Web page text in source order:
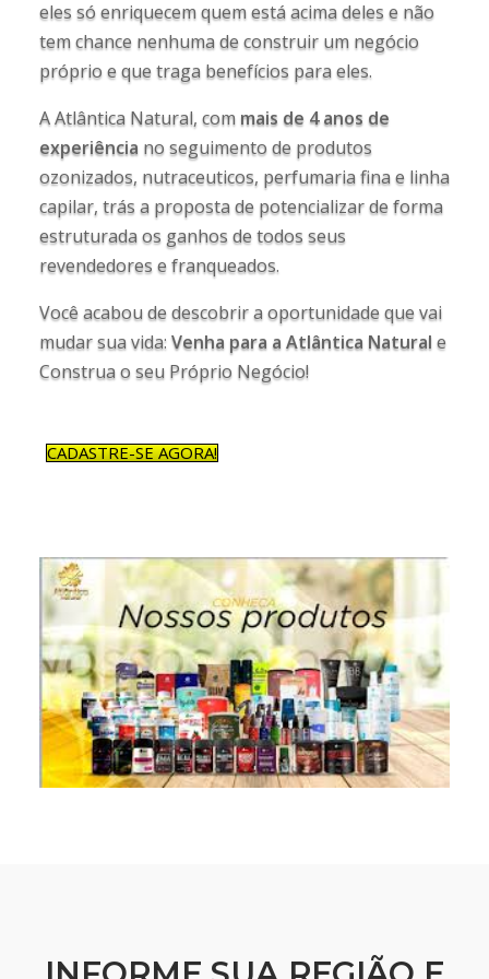
eles só enriquecem quem está acima deles e não
tem chance nenhuma de construir um negócio
próprio e que traga benefícios para eles.
A Atlântica Natural, commais de 4 anos de
experiênciano seguimento de produtos
ozonizados, nutraceuticos, perfumaria fina e linha
capilar, trás a proposta de potencializar de forma
estruturada os ganhos de todos seus
revendedores e franqueados.
Você acabou de descobrir a oportunidade que vai
mudar sua vida: Venha para a Atlântica Natural e
Construa o seu Próprio Negócio!
CADASTRE-SE AGORA!